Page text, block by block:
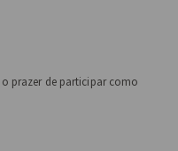
o prazer de participar como